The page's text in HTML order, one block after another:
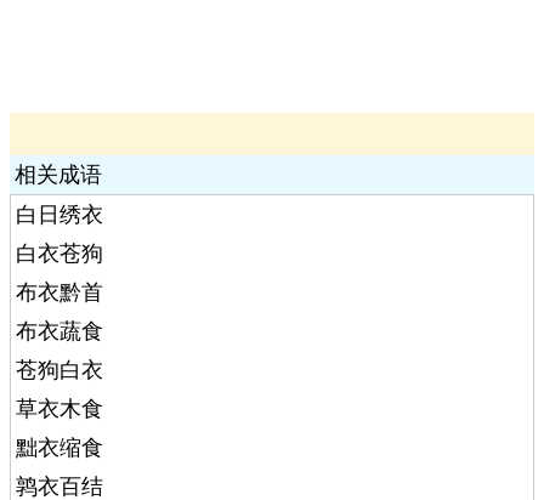
相关成语
白日绣衣
白衣苍狗
布衣黔首
布衣蔬食
苍狗白衣
草衣木食
黜衣缩食
鹑衣百结